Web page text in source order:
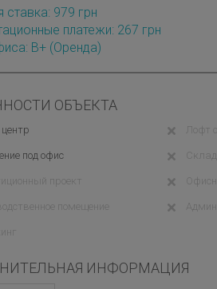
ставка: 979 грн
платежи: 267 грн
B+ (оренда)
ОБЪЕКТА
Лофт
под офис
проект
помещение
ИНФОРМАЦИЯ